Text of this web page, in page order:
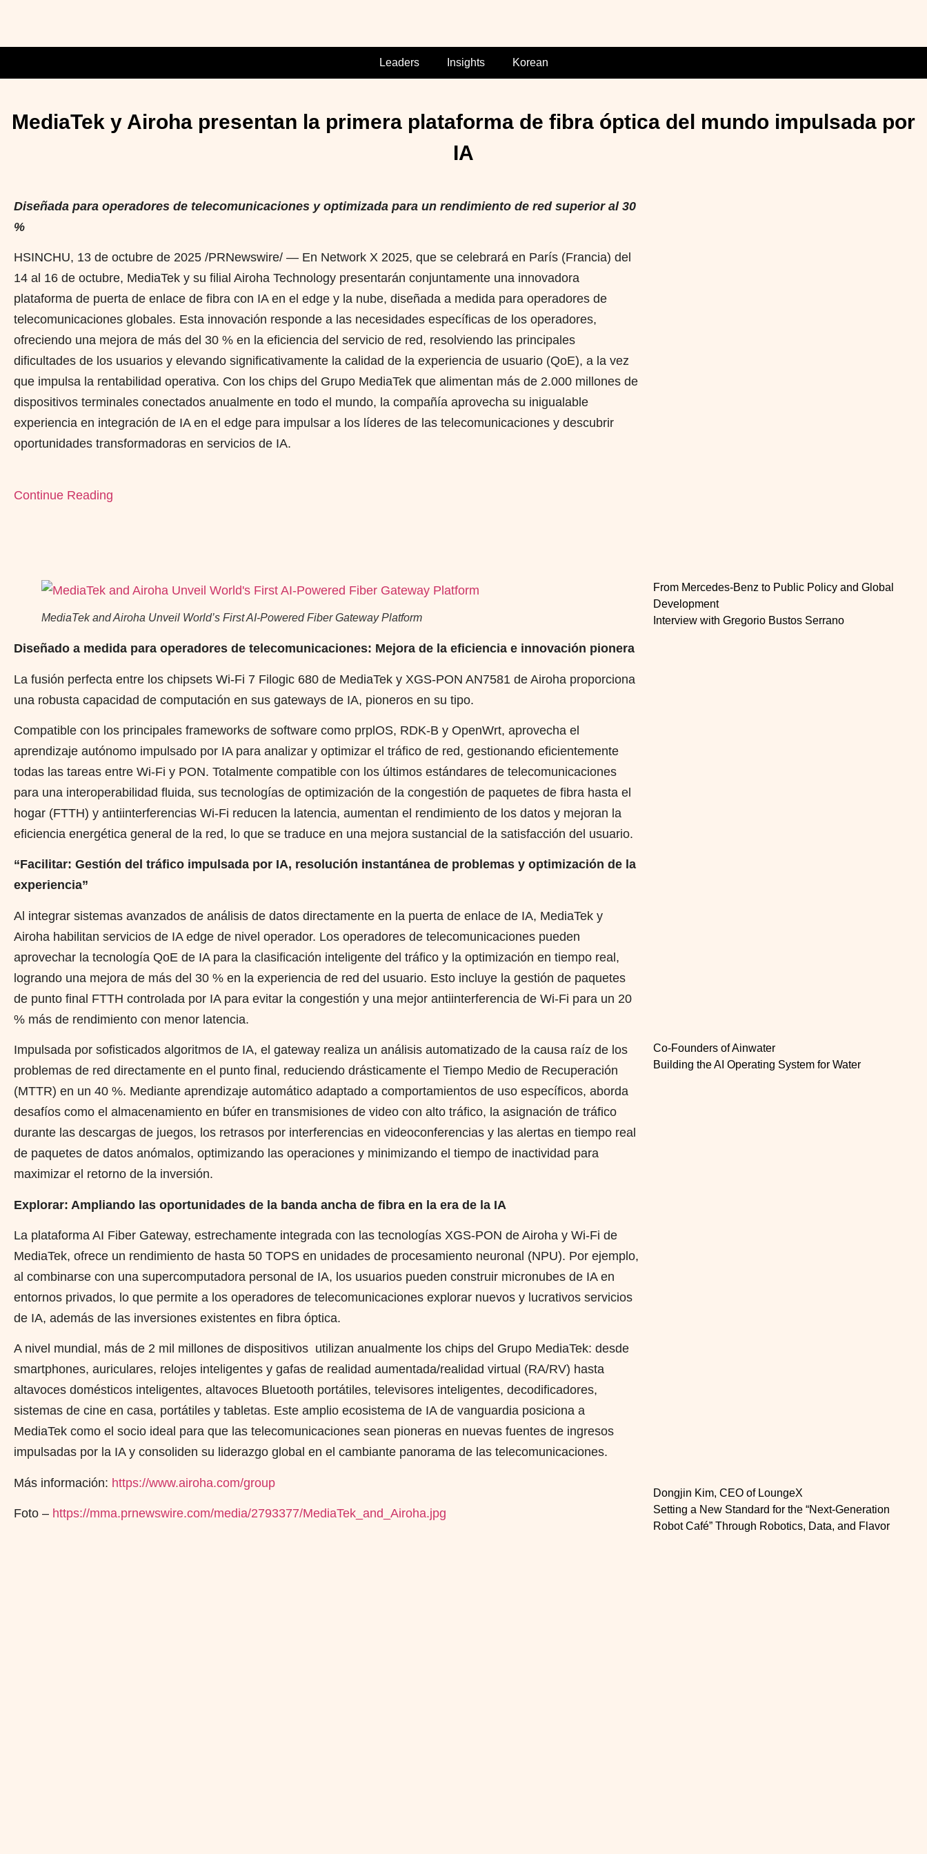
Leaders Insights Korean
MediaTek y Airoha presentan la primera plataforma de fibra óptica del mundo impulsada por
IA
Diseñada para operadores de telecomunicaciones y optimizada para un rendimiento de red superior al 30
%
HSINCHU, 13 de octubre de 2025 /PRNewswire/ — En Network X 2025, que se celebrará en París (Francia) del
14 al 16 de octubre, MediaTek y su filial Airoha Technology presentarán conjuntamente una innovadora
plataforma de puerta de enlace de fibra con IA en el edge y la nube, diseñada a medida para operadores de
telecomunicaciones globales. Esta innovación responde a las necesidades específicas de los operadores,
ofreciendo una mejora de más del 30 % en la eficiencia del servicio de red, resolviendo las principales
dificultades de los usuarios y elevando significativamente la calidad de la experiencia de usuario (QoE), a la vez
que impulsa la rentabilidad operativa. Con los chips del Grupo MediaTek que alimentan más de 2.000 millones de
dispositivos terminales conectados anualmente en todo el mundo, la compañía aprovecha su inigualable
experiencia en integración de IA en el edge para impulsar a los líderes de las telecomunicaciones y descubrir
oportunidades transformadoras en servicios de IA.
Continue Reading
MediaTek and Airoha Unveil World’s First AI-Powered Fiber Gateway Platform
Diseñado a medida para operadores de telecomunicaciones: Mejora de la eficiencia e innovación pionera
La fusión perfecta entre los chipsets Wi-Fi 7 Filogic 680 de MediaTek y XGS-PON AN7581 de Airoha proporciona
una robusta capacidad de computación en sus gateways de IA, pioneros en su tipo.
Compatible con los principales frameworks de software como prplOS, RDK-B y OpenWrt, aprovecha el
aprendizaje autónomo impulsado por IA para analizar y optimizar el tráfico de red, gestionando eficientemente
todas las tareas entre Wi-Fi y PON. Totalmente compatible con los últimos estándares de telecomunicaciones
para una interoperabilidad fluida, sus tecnologías de optimización de la congestión de paquetes de fibra hasta el
hogar (FTTH) y antiinterferencias Wi-Fi reducen la latencia, aumentan el rendimiento de los datos y mejoran la
eficiencia energética general de la red, lo que se traduce en una mejora sustancial de la satisfacción del usuario.
“Facilitar: Gestión del tráfico impulsada por IA, resolución instantánea de problemas y optimización de la
experiencia”
Al integrar sistemas avanzados de análisis de datos directamente en la puerta de enlace de IA, MediaTek y
Airoha habilitan servicios de IA edge de nivel operador. Los operadores de telecomunicaciones pueden
aprovechar la tecnología QoE de IA para la clasificación inteligente del tráfico y la optimización en tiempo real,
logrando una mejora de más del 30 % en la experiencia de red del usuario. Esto incluye la gestión de paquetes
de punto final FTTH controlada por IA para evitar la congestión y una mejor antiinterferencia de Wi-Fi para un 20
% más de rendimiento con menor latencia.
Impulsada por sofisticados algoritmos de IA, el gateway realiza un análisis automatizado de la causa raíz de los
problemas de red directamente en el punto final, reduciendo drásticamente el Tiempo Medio de Recuperación
(MTTR) en un 40 %. Mediante aprendizaje automático adaptado a comportamientos de uso específicos, aborda
desafíos como el almacenamiento en búfer en transmisiones de video con alto tráfico, la asignación de tráfico
durante las descargas de juegos, los retrasos por interferencias en videoconferencias y las alertas en tiempo real
de paquetes de datos anómalos, optimizando las operaciones y minimizando el tiempo de inactividad para
maximizar el retorno de la inversión.
Explorar: Ampliando las oportunidades de la banda ancha de fibra en la era de la IA
La plataforma AI Fiber Gateway, estrechamente integrada con las tecnologías XGS-PON de Airoha y Wi-Fi de
MediaTek, ofrece un rendimiento de hasta 50 TOPS en unidades de procesamiento neuronal (NPU). Por ejemplo,
al combinarse con una supercomputadora personal de IA, los usuarios pueden construir micronubes de IA en
entornos privados, lo que permite a los operadores de telecomunicaciones explorar nuevos y lucrativos servicios
de IA, además de las inversiones existentes en fibra óptica.
A nivel mundial, más de 2 mil millones de dispositivos utilizan anualmente los chips del Grupo MediaTek: desde
smartphones, auriculares, relojes inteligentes y gafas de realidad aumentada/realidad virtual (RA/RV) hasta
altavoces domésticos inteligentes, altavoces Bluetooth portátiles, televisores inteligentes, decodificadores,
sistemas de cine en casa, portátiles y tabletas. Este amplio ecosistema de IA de vanguardia posiciona a
MediaTek como el socio ideal para que las telecomunicaciones sean pioneras en nuevas fuentes de ingresos
impulsadas por la IA y consoliden su liderazgo global en el cambiante panorama de las telecomunicaciones.
Más información: https://www.airoha.com/group
Foto – https://mma.prnewswire.com/media/2793377/MediaTek_and_Airoha.jpg
From Mercedes-Benz to Public Policy and Global
Development
Interview with Gregorio Bustos Serrano
Co-Founders of Ainwater
Building the AI Operating System for Water
Dongjin Kim, CEO of LoungeX
Setting a New Standard for the “Next-Generation
Robot Café” Through Robotics, Data, and Flavor